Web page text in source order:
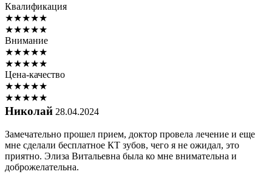
Квалификация
★★★★★
★★★★★
Внимание
★★★★★
★★★★★
Цена-качество
★★★★★
★★★★★
Николай 28.04.2024
Замечательно прошел прием, доктор провела лечение и еще
мне сделали бесплатное КТ зубов, чего я не ожидал, это
приятно. Элиза Витальевна была ко мне внимательна и
доброжелательна.